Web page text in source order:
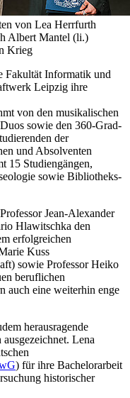
von Lea Herrfurth
Albert Mantel (li.)
Krieg
Fakultät Informatik und
Leipzig ihre
von den musikalischen
sowie den 360-Grad-
der
und Absolventen
15 Studiengängen,
sowie Bibliotheks-
Jean-Alexander
Hlawitschka den
erfolgreichen
Kuss
sowie Professor Heiko
beruflichen
auch eine weiterhin enge
herausragende
Lena
) für ihre Bachelorarbeit
historischer